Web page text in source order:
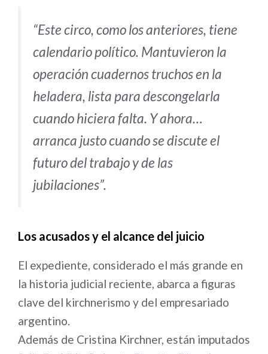
“Este circo, como los anteriores, tiene
calendario político. Mantuvieron la
operación cuadernos truchosen la
heladera, lista para descongelarla
cuando hiciera falta. Y ahora…
arranca justo cuando se discute el
futuro del trabajo y de las
jubilaciones”.
Los acusados y el alcance del juicio
El expediente, considerado el más grande en
la historia judicial reciente, abarca a figuras
clave del kirchnerismo y del empresariado
argentino.
Además de Cristina Kirchner, están imputados